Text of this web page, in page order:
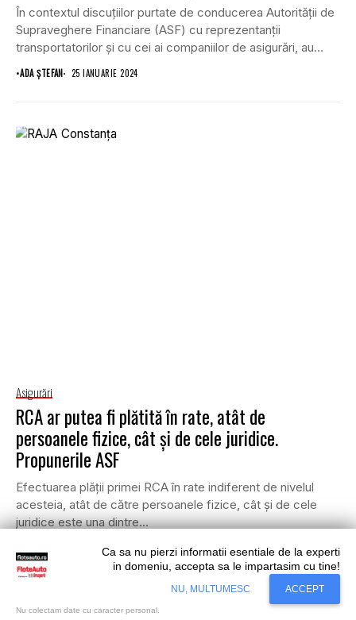
În contextul discuțiilor purtate de conducerea Autorității de
Supraveghere Financiare (ASF) cu reprezentanții
transportatorilor și cu cei ai companiilor de asigurări, au
fost...
•ADA ȘTEFAN 25 IANUARIE 2024
Asigurări
RCA ar putea fi plătită în rate, atât de
persoanele fizice, cât și de cele juridice.
Propunerile ASF
Efectuarea plății primei RCA în rate indiferent de nivelul
acesteia, atât de către persoanele fizice, cât și de cele
juridice este una dintre...
19 IANUARIE 2024
Situl nostru utilizeaza cookies. Ce inseamna
Accept
Ca sa nu pierzi informatii esentiale de la experti
in domeniu, accepta sa le impartasim cu tine!
NU, MULTUMESC ACCEPT
Nu colectam date cu caracter personal.